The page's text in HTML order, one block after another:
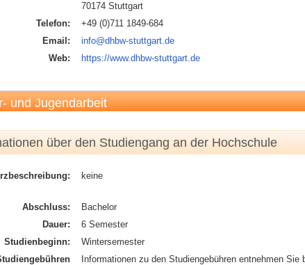
70174 Stuttgart
Telefon:
+49 (0)711 1849-684
Email:
info@dhbw-stuttgart.de
Web:
https://www.dhbw-stuttgart.de
und Jugendarbeit
über den Studiengang an der Hochschule
keine
Abschluss:
Bachelor
Dauer:
6 Semester
Studienbeginn:
Wintersemester
Informationen zu den Studiengebühren entnehmen